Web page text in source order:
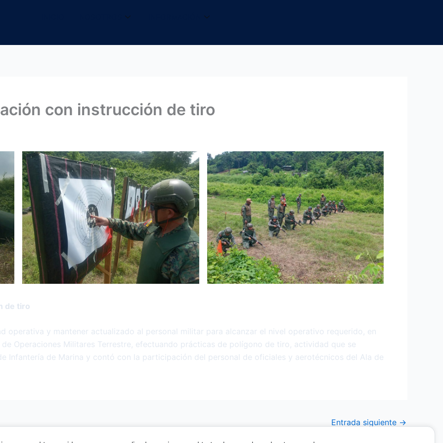
con instrucción de tiro
de tiro
operativa y mantener actualizado al personal militar para alcanzar el nivel operativo requerido, en
de Operaciones Militares Terrestre, efectuando prácticas de polígono de tiro, actividad que se
Infantería de Marina y contó con la participación del personal de oficiales y aerotécnicos del Ala de
Entrada siguiente →